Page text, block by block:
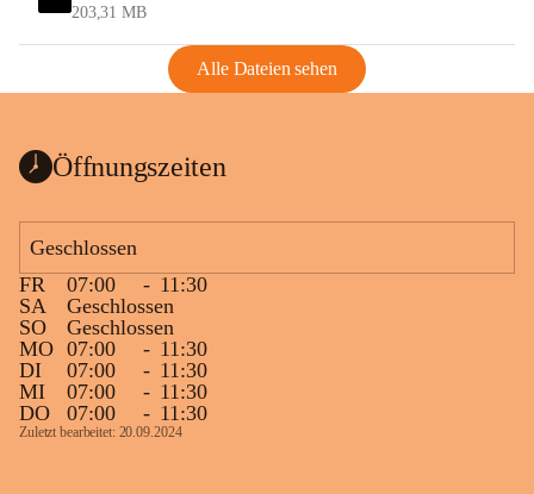
203,31 MB
Alle Dateien sehen
Öffnungszeiten
Geschlossen
FR
07:00 - 11:30
SA
Geschlossen
SO
Geschlossen
MO 07:00 - 11:30
DI
07:00 - 11:30
MI
07:00 - 11:30
DO
07:00 - 11:30
Zuletzt bearbeitet: 20.09.2024